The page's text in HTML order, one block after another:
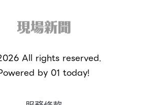
All rights reserved.
by 01 today!